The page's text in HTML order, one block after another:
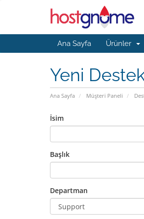
Ana Sayfa Ürünler
Yeni
Ana Sayfa Müşteri Paneli
İsim
Başlık
Departman